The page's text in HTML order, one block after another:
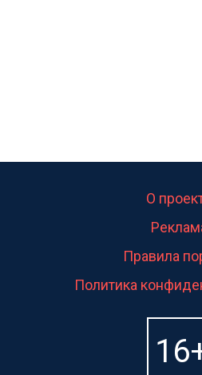
О
Правила
Политика